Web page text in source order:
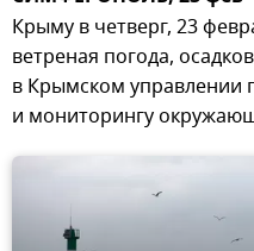
Крыму в четверг, 23
ветреная погода,
в Крымском управлении
и мониторингу